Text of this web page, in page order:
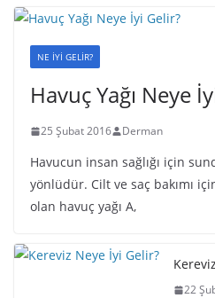
NE İYİ GELİR?
Havuç Yağı Neye
25 Şubat 2016 Derman
Havucun insan sağlığı için
yönlüdür. Cilt ve saç bakımı
olan havuç yağı A,
22